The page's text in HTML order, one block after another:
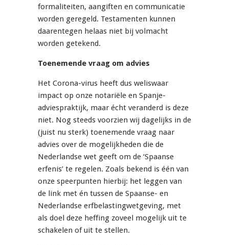
formaliteiten, aangiften en communicatie
worden geregeld. Testamenten kunnen
daarentegen helaas niet bij volmacht
worden getekend.
Toenemende vraag om advies
Het Corona-virus heeft dus weliswaar
impact op onze notariële en Spanje-
adviespraktijk, maar écht veranderd is deze
niet. Nog steeds voorzien wij dagelijks in de
(juist nu sterk) toenemende vraag naar
advies over de mogelijkheden die de
Nederlandse wet geeft om de ‘Spaanse
erfenis’ te regelen. Zoals bekend is één van
onze speerpunten hierbij: het leggen van
de link met én tussen de Spaanse- en
Nederlandse erfbelastingwetgeving, met
als doel deze heffing zoveel mogelijk uit te
schakelen of uit te stellen.